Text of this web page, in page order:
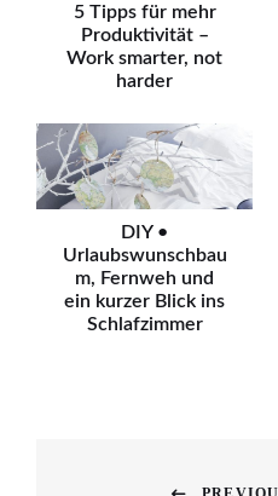
5 Tipps für mehr
Produktivität –
Work smarter, not
harder
DIY •
Urlaubswunschbau
m, Fernweh und
ein kurzer Blick ins
Schlafzimmer